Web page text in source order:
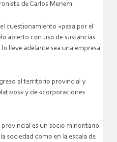
de Carlos Menem.
cuestionamiento «pasa por el
abierto con uso de sustancias
lleve adelante sea una empresa
al territorio provincial y
y de «corporaciones
provincial es un socio minoritario
sociedad como en la escala de